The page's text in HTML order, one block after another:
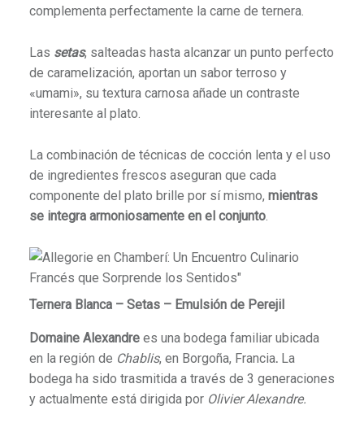
complementa perfectamente la carne de ternera.
Las setas, salteadas hasta alcanzar un punto perfecto
de caramelización, aportan un sabor terroso y
«umami», su textura carnosa añade un contraste
interesante al plato.
La combinación de técnicas de cocción lenta y el uso
de ingredientes frescos aseguran que cada
componente del plato brille por sí mismo, mientras
se integra armoniosamente en el conjunto.
Ternera Blanca – Setas – Emulsión de Perejil
Domaine Alexandre es una bodega familiar ubicada
en la región de Chablis, en Borgoña, Francia.La
bodega ha sido trasmitida a través de 3 generaciones
y actualmente está dirigida por Olivier Alexandre.